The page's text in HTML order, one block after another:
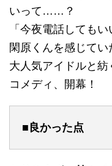
いって……？
「今夜電話しても
閑原くんを感じてい
大人気アイドルと
コメディ、開幕！
■良かった点